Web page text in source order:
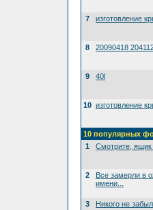
7 изготовление
8 20090418
9 40l
10 изготовление
10 популярных
1
Смотрите, ящик
2
Все замерли в
имени...
3 Никого не